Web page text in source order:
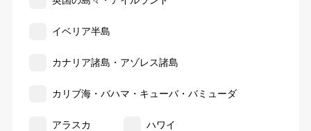
イベリア半島
カナリア諸島・アゾレス諸島
カリブ海・バハマ・キューバ・バミューダ
アラスカ ハワイ